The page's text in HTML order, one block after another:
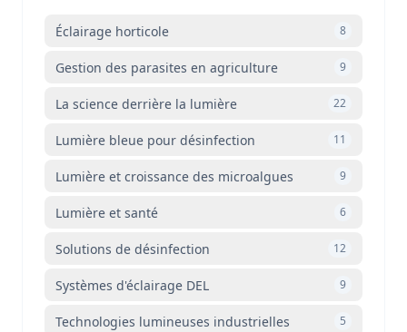
Éclairage horticole 8
Gestion des parasites en agriculture 9
La science derrière la lumière 22
Lumière bleue pour désinfection 11
Lumière et croissance des microalgues 9
Lumière et santé 6
Solutions de désinfection 12
Systèmes d'éclairage DEL 9
Technologies lumineuses industrielles 5